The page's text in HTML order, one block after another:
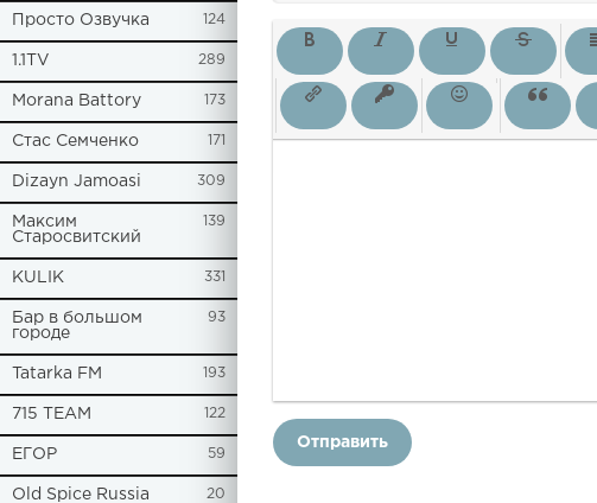
Просто Озвучка 124
1.1TV 289
Morana Battory 173
Стас Семченко 171
Dizayn Jamoasi 309
Максим
Старосвитский
139
KULIK 331
Бар в большом
городе
93
Tatarka FM 193
715 TEAM 122
ЕГОР 59
Old Spice Russia 20
Отправить